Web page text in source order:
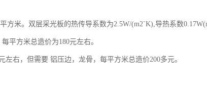
方米。双层采光板的热传导系数为2.5W/(m2`K),导热系数
平方米总造价为180元左右。
左右，但需要 铝压边，龙骨，每平方米总造价200多元。